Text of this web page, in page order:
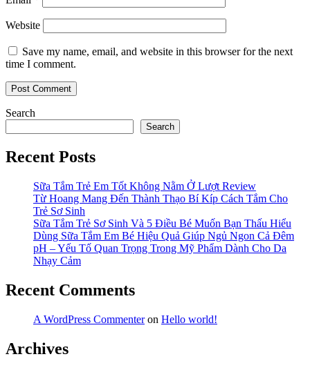
Website
Save my name, email, and website in this browser for the next
time I comment.
Search
Search
Recent Posts
Sữa Tắm Trẻ Em Tốt Không Nằm Ở Lượt Review
Từ Hoang Mang Đến Thành Thạo Bí Kíp Cách Tắm Cho
Trẻ Sơ Sinh
Sữa Tắm Trẻ Sơ Sinh Và 5 Điều Bé Muốn Bạn Thấu Hiểu
Dùng Sữa Tắm Em Bé Hiệu Quả Giúp Ngủ Ngon Cả Đêm
pH – Yếu Tố Quan Trọng Trong Mỹ Phẩm Dành Cho Da
Nhạy Cảm
Recent Comments
A WordPress Commenteron Hello world!
Archives